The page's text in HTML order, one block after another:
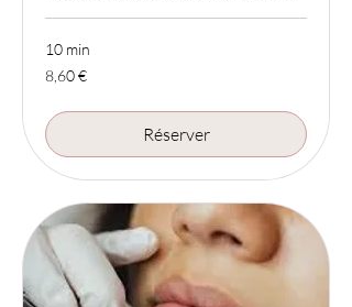
10 min
8,60
euros
8,60 €
Réserver